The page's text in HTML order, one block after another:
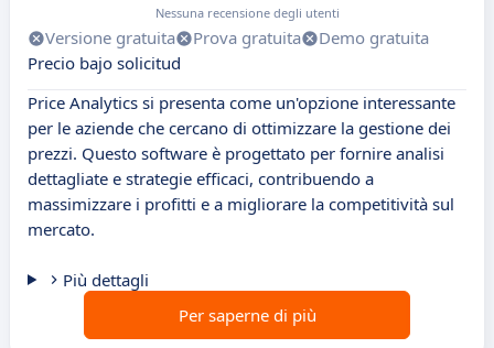
Nessuna recensione degli utenti
Versione gratuita Prova gratuita
Demo gratuita
Precio bajo solicitud
Price Analytics si presenta come un'opzione interessante
per le aziende che cercano di ottimizzare la gestione dei
prezzi. Questo software è progettato per fornire analisi
dettagliate e strategie efficaci, contribuendo a
massimizzare i profitti e a migliorare la competitività sul
mercato.
Più dettagli
Per saperne di più